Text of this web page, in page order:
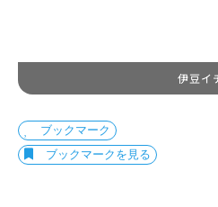
伊豆イ
ブックマーク
ブックマークを見る